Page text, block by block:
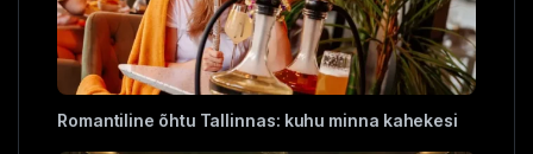
Romantiline õhtu Tallinnas: kuhu minna kahekesi